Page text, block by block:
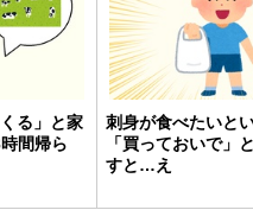
る」と家
間帰ら
刺身が食べたいと
「買っておいで」
すと…え